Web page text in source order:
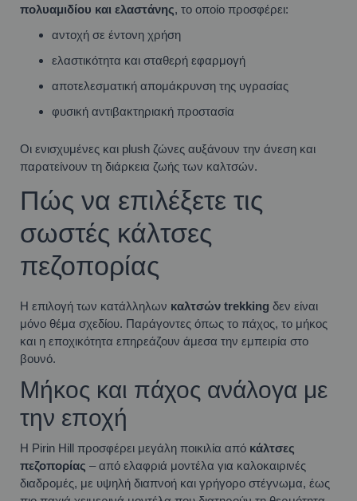
πολυαμιδίου και ελαστάνης, το οποίο προσφέρει:
αντοχή σε έντονη χρήση
ελαστικότητα και σταθερή εφαρμογή
αποτελεσματική απομάκρυνση της υγρασίας
φυσική αντιβακτηριακή προστασία
Οι ενισχυμένες και plush ζώνες αυξάνουν την άνεση και
παρατείνουν τη διάρκεια ζωής των καλτσών.
Πώς να επιλέξετε τις
σωστές κάλτσες
πεζοπορίας
Η επιλογή των κατάλληλων καλτσών trekking δεν είναι
μόνο θέμα σχεδίου. Παράγοντες όπως το πάχος, το μήκος
και η εποχικότητα επηρεάζουν άμεσα την εμπειρία στο
βουνό.
Μήκος και πάχος ανάλογα με
την εποχή
Η Pirin Hill προσφέρει μεγάλη ποικιλία από κάλτσες
πεζοπορίας – από ελαφριά μοντέλα για καλοκαιρινές
διαδρομές, με υψηλή διαπνοή και γρήγορο στέγνωμα, έως